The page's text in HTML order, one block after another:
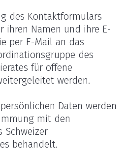
des Kontaktformulars
ihren Namen und ihre E-
per E-Mail an das
des
für offene
werden.
Daten werden
mit den
Schweizer
behandelt.